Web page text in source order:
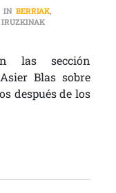
IN BERRIAK,
IRUZKINAK
20 AÑOS DESPUÉS
las sección
Blas sobre
después de los